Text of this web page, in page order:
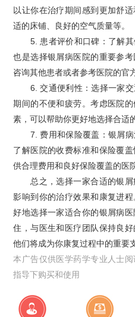
以让你在治疗期间感到更加舒
适的床铺、良好的空气质量等。
5. 患者评价和口碑：了解其
也是选择银屑病医院的重要参
咨询其他患者或者参考医院的官
6. 交通便利性：选择一家交
期间的不便和疲劳。考虑医院
素，可以帮助你更好地选择合适
7. 费用和保险覆盖：银屑病
了解医院的收费标准和保险覆
供合理费用和良好保险覆盖的医
总之，选择一家合适的银屑
影响到你的治疗效果和康复进
好地选择一家适合你的银屑病
住，与医生和医疗团队保持良
他们将成为你康复过程中的重要
本广告仅供医学药学专业人士
指导下购买和使用